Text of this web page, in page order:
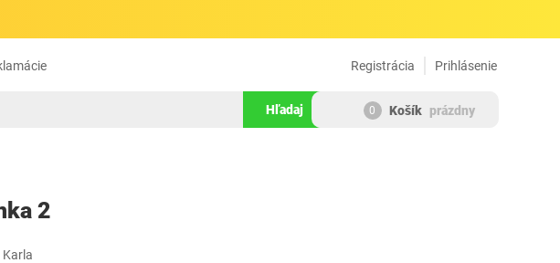
Prihlásenie
Registrácia
Hľadaj 0 Košík prázdny
2
Karla